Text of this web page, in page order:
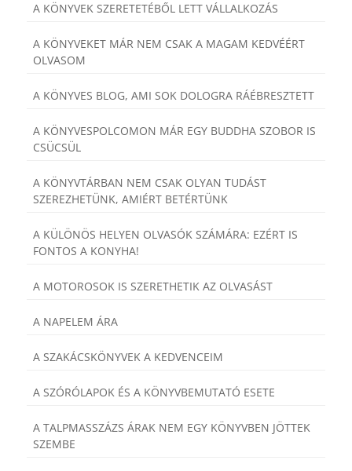
A KÖNYVEK SZERETETÉBŐL LETT VÁLLALKOZÁS
A KÖNYVEKET MÁR NEM CSAK A MAGAM KEDVÉÉRT
OLVASOM
A KÖNYVES BLOG, AMI SOK DOLOGRA RÁÉBRESZTETT
A KÖNYVESPOLCOMON MÁR EGY BUDDHA SZOBOR IS
CSÜCSÜL
A KÖNYVTÁRBAN NEM CSAK OLYAN TUDÁST
SZEREZHETÜNK, AMIÉRT BETÉRTÜNK
A KÜLÖNÖS HELYEN OLVASÓK SZÁMÁRA: EZÉRT IS
FONTOS A KONYHA!
A MOTOROSOK IS SZERETHETIK AZ OLVASÁST
A NAPELEM ÁRA
A SZAKÁCSKÖNYVEK A KEDVENCEIM
A SZÓRÓLAPOK ÉS A KÖNYVBEMUTATÓ ESETE
A TALPMASSZÁZS ÁRAK NEM EGY KÖNYVBEN JÖTTEK
SZEMBE